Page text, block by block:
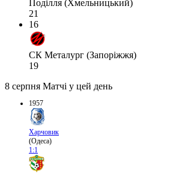
Поділля (Хмельницький)
21
16
СК Металург (Запоріжжя)
19
8 серпня Матчі у цей день
1957
Харчовик
(Одеса)
1:1